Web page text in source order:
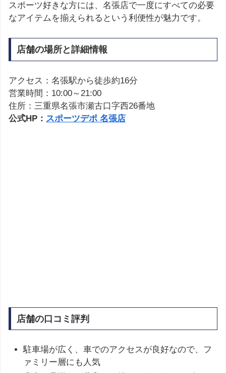
スポーツ好きな方には、名張店で一度にすべての必要
なアイテムを揃えられるという利便性が魅力です。
店舗の場所と詳細情報
アクセス：名張駅から徒歩約16分
営業時間：10:00～21:00
住所：三重県名張市瀬古口字西26番地
公式HP： スポーツデポ 名張店
店舗の口コミ評判
駐車場が広く、車でのアクセスが良好なので、フ
ァミリー層にも人気